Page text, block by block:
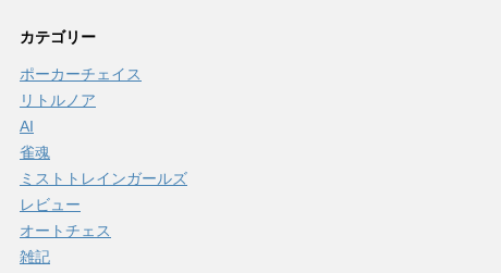
カテゴリー
ポーカーチェイス
リトルノア
AI
雀魂
ミストトレインガールズ
レビュー
オートチェス
雑記